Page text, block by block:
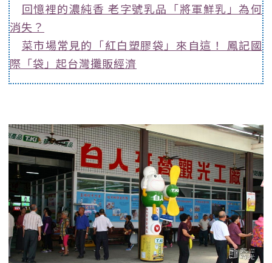
回憶裡的濃純香 老字號乳品「將軍鮮乳」為何
消失？
菜市場常見的「紅白塑膠袋」來自這！ 鳳記國
際「袋」起台灣攤販經濟